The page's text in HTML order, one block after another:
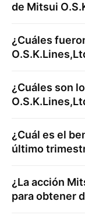
de Mitsui
¿Cuáles
¿Cuáles son
¿Cuál es el
último
¿La acción
para obtener